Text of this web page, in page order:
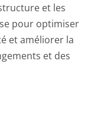
et les
pour optimiser
et améliorer la
et des